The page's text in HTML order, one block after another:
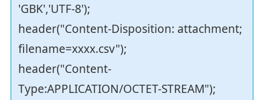
'GBK','UTF-8');
header("Content-Disposition: attachment;
filename=xxxx.csv");
header("Content-
Type:APPLICATION/OCTET-STREAM");